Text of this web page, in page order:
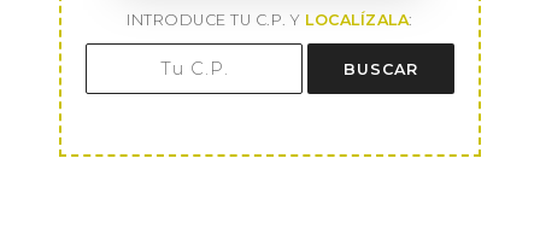
INTRODUCE TU C.P. Y LOCALÍZALA:
BUSCAR